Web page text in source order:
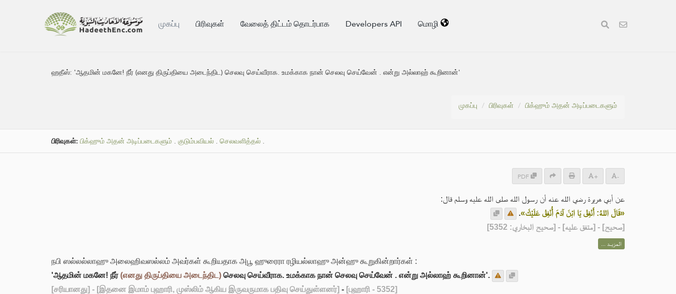
முகப்பு பிரிவுகள் வேலைத் திட்டம் தொடர்பாக Developers API மொழி
ஹதீஸ்: 'ஆதமின் மகனே! நீர் (எனது திருப்தியை அடைந்திட) செலவு செய்வீராக. உமக்காக நான் செலவு செய்வேன் . என்று அல்லாஹ் கூறினான்'
முகப்பு பிரிவுகள் பிக்ஹும் அதன் அடிப்படைகளும்
பிரிவுகள்: பிக்ஹும் அதன் அடிப்படைகளும் . குடும்பவியல் . செலவளித்தல் .
PDF + -
عن أبي هريرة رضي الله عنه أن رسول الله صلى الله عليه وسلم قال:
«قَالَ اللهُ: أَنْفِقْ يَا ابْنَ آدَمَ أُنْفِقْ عَلَيْكَ».
[صحيح] - [متفق عليه] - [صحيح البخاري: 5352]
المزيــد ...
நபி ஸல்லல்லாஹு அலைஹிவஸல்லம் அவர்கள் கூறியதாக அபூ ஹுரைரா ரழியல்லாஹு அன்ஹு கூறுகின்றார்கள் :
'ஆதமின் மகனே! நீர்(எனது திருப்தியை அடைந்திட) செலவு செய்வீராக. உமக்காக நான் செலவு செய்வேன் . என்று அல்லாஹ் கூறினான்'.
[சரியானது] - [இதனை இமாம் புஹாரி, முஸ்லிம் ஆகிய இருவருமாக பதிவு செய்துள்ளனர்] - [புஹாரி - 5352]